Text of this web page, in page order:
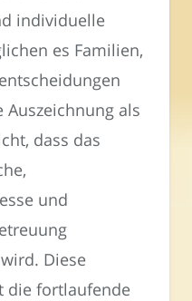
individuelle
es Familien,
als
dass das
und
Diese
die fortlaufende